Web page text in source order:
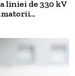
liniei de 330 kV